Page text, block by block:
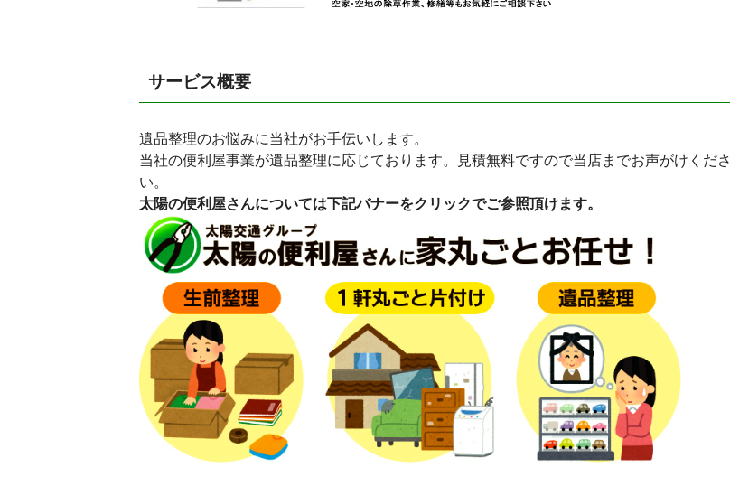
サービス概要
遺品整理のお悩みに当社がお手伝いします。
当社の便利屋事業が遺品整理に応じております。見積無料ですので当店までお声がけくださ
い。
太陽の便利屋さんについては下記バナーをクリックでご参照頂けます。